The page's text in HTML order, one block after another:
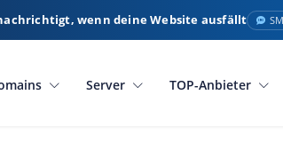
wenn deine Website ausfällt
Server TOP-Anbieter